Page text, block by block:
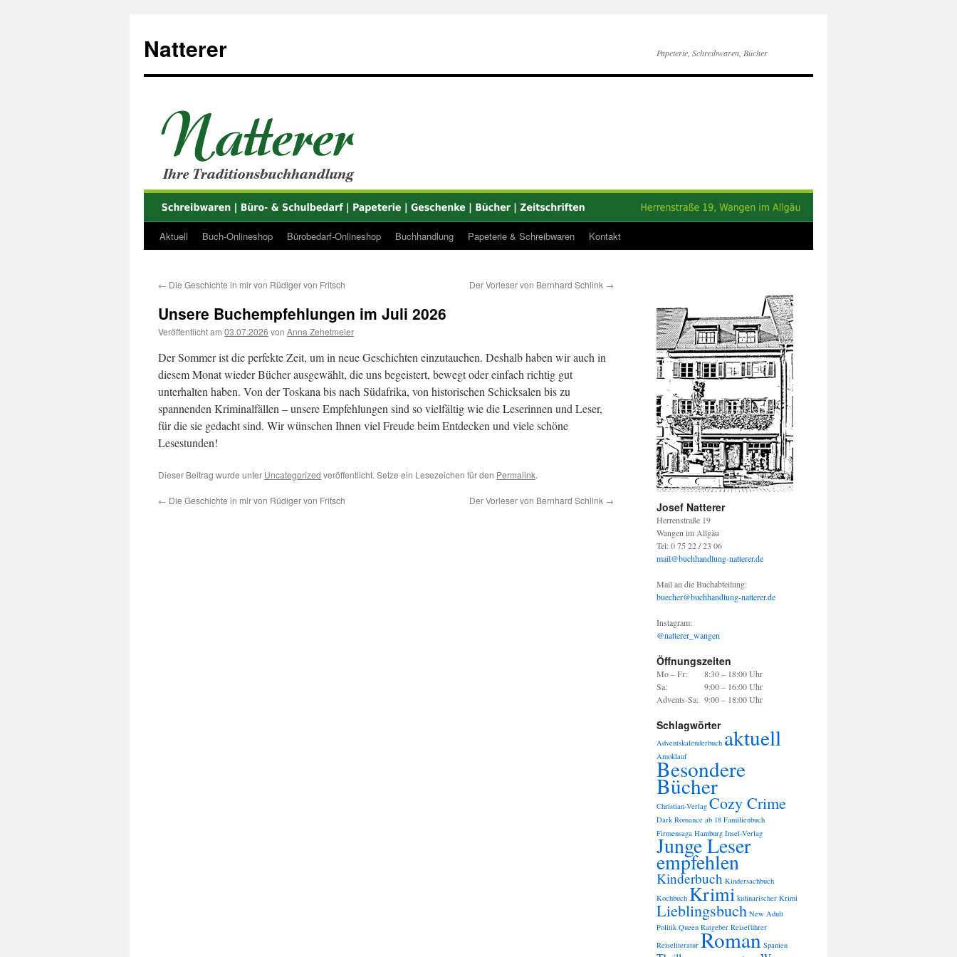
springen
Natterer Papeterie, Schreibwaren, Bücher
Aktuell Buch-Onlineshop Bürobedarf-Onlineshop Buchhandlung Papeterie & Schreibwaren Kontakt
← Die Geschichte in mir von Rüdiger von Fritsch Der Vorleser von Bernhard Schlink →
Unsere Buchempfehlungen im Juli 2026
Veröffentlicht am 03.07.2026 von Anna Zehetmeier
Der Sommer ist die perfekte Zeit, um in neue Geschichten einzutauchen. Deshalb haben wir auch in
diesem Monat wieder Bücher ausgewählt, die uns begeistert, bewegt oder einfach richtig gut
unterhalten haben. Von der Toskana bis nach Südafrika, von historischen Schicksalen bis zu
spannenden Kriminalfällen – unsere Empfehlungen sind so vielfältig wie die Leserinnen und Leser,
für die sie gedacht sind. Wir wünschen Ihnen viel Freude beim Entdecken und viele schöne
Lesestunden!
Dieser Beitrag wurde unter Uncategorized veröffentlicht. Setze ein Lesezeichen für den Permalink.
← Die Geschichte in mir von Rüdiger von Fritsch Der Vorleser von Bernhard Schlink → Josef Natterer
Herrenstraße 19
Wangen im Allgäu
Tel: 0 75 22 / 23 06
mail@buchhandlung-natterer.de
Mail an die Buchabteilung:
buecher@buchhandlung-natterer.de
Instagram:
@natterer_wangen
Öffnungszeiten
Mo – Fr:
8:30 – 18:00 Uhr
Sa:
9:00 – 16:00 Uhr
Advents-Sa: 9:00 – 18:00 Uhr
Schlagwörter
Adventskalenderbuch aktuell
Amoklauf
Besondere
Bücher
Christian-Verlag Cozy Crime
Dark Romance ab 18 Familienbuch
Firmensaga Hamburg Insel-Verlag
Junge Leser
empfehlen
Kinderbuch Kindersachbuch
Kochbuch Krimi kulinarischer Krimi
Lieblingsbuch New Adult
Politik Queen Ratgeber Reiseführer
Reiseliteratur Roman Spanien